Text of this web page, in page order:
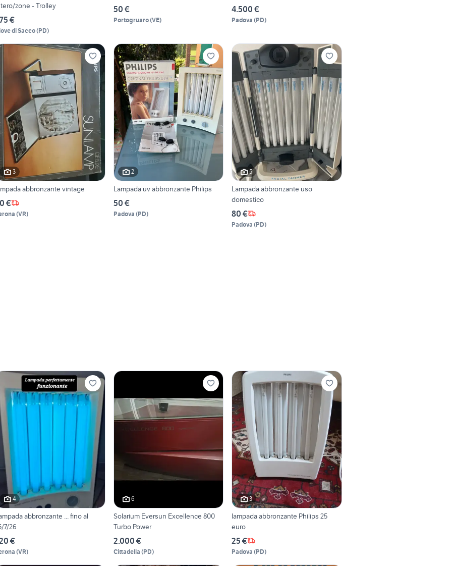
zone - Trolley
€
di Sacco(PD)
50 €
Portogruaro(VE)
4.500 €
Padova (PD)
3
abbronzante vintage
€
(VR)
2
Lampada uv abbronzante Philips
50 €
Padova (PD)
5
Lampada abbronzante uso
domestico
80 €
Padova (PD)
4
abbronzante ... fino al
7/26
€
(VR)
6
Solarium Eversun Excellence 800
Turbo Power
2.000 €
Cittadella (PD)
3
lampada abbronzante Philips 25
euro
25 €
Padova (PD)